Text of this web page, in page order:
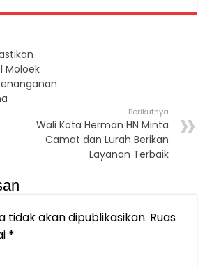
Moloek
Berikutnya
Wali Kota Herman HN Minta
Camat dan Lurah Berikan
Layanan Terbaik
tidak akan dipublikasikan. Ruas
*